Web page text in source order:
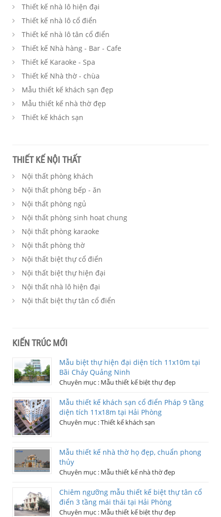
Thiết kế nhà lô hiện đại
Thiết kế nhà lô cổ điển
Thiết kế nhà lô tân cổ điển
Thiết kế Nhà hàng - Bar - Cafe
Thiết kế Karaoke - Spa
Thiết kế Nhà thờ - chùa
Mẫu thiết kế khách sạn đẹp
Mẫu thiết kế nhà thờ đẹp
Thiết kế khách sạn
THIẾT KẾ NỘI THẤT
Nội thất phòng khách
Nội thất phòng bếp - ăn
Nội thất phòng ngủ
Nội thất phòng sinh hoat chung
Nội thất phòng karaoke
Nội thất phòng thờ
Nội thất biệt thự cổ điển
Nội thất biệt thự hiện đại
Nội thất nhà lô hiện đại
Nội thất biệt thự tân cổ điển
KIẾN TRÚC MỚI
Mẫu biệt thự hiện đại diện tích 11x10m tại
Bãi Cháy Quảng Ninh
Chuyên mục : Mẫu thiết kế biệt thự đẹp
Mẫu thiết kế khách sạn cổ điển Pháp 9 tầng
diện tích 11x18m tại Hải Phòng
Chuyên mục :Thiết kế khách sạn
Mẫu thiết kế nhà thờ họ đẹp, chuẩn phong
thủy
Chuyên mục : Mẫu thiết kế nhà thờ đẹp
Chiêm ngưỡng mẫu thiết kế biệt thự tân cổ
điển 3 tầng mái thái tại Hải Phòng
Chuyên mục : Mẫu thiết kế biệt thự đẹp